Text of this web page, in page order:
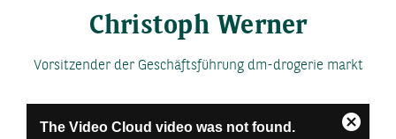
Christoph Werner
Vorsitzender der Geschäftsführung dm-drogerie markt
The Video Cloud video was not found.
Close